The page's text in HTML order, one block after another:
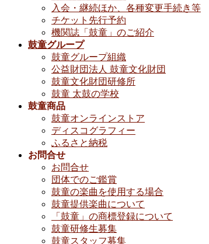
入会・継続ほか、各種変更手続き等
チケット先行予約
機関誌「鼓童」のご紹介
鼓童グループ
鼓童グループ組織
公益財団法人 鼓童文化財団
鼓童文化財団研修所
鼓童 太鼓の学校
鼓童商品
鼓童オンラインストア
ディスコグラフィー
ふるさと納税
お問合せ
お問合せ
団体でのご鑑賞
鼓童の楽曲を使用する場合
鼓童提供楽曲について
「鼓童」の商標登録について
鼓童研修生募集
鼓童スタッフ募集